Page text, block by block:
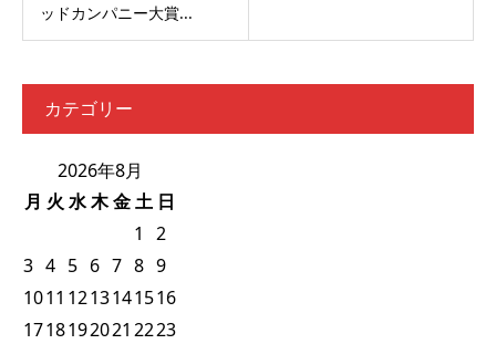
ッドカンパニー大賞...
カテゴリー
2026年8月
月 火 水木金土 日
1
2
3 4 5 6 7 8 9
1011 1213141516
1718192021 2223